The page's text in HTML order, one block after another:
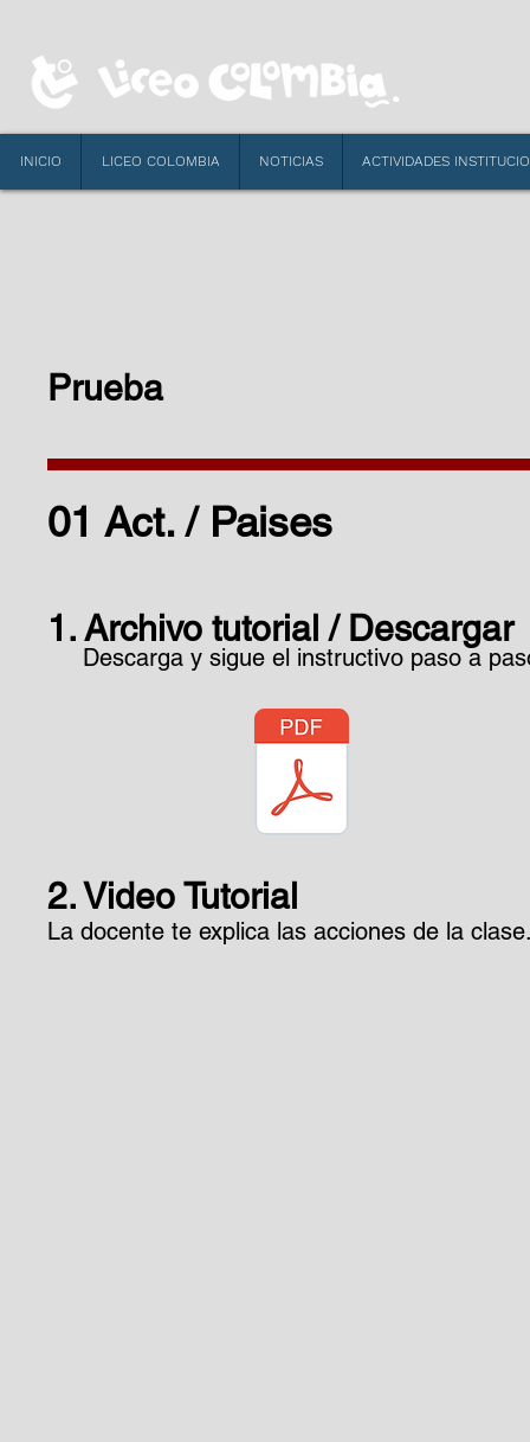
INICIO LICEO COLOMBIA NOTICIAS ACTIVIDADES
Prueba
01 Act. / Paises
1. Archivo tutorial / Descargar
Descarga y sigue el instructivo paso a
2. Video Tutorial
La docente te explica las acciones de la